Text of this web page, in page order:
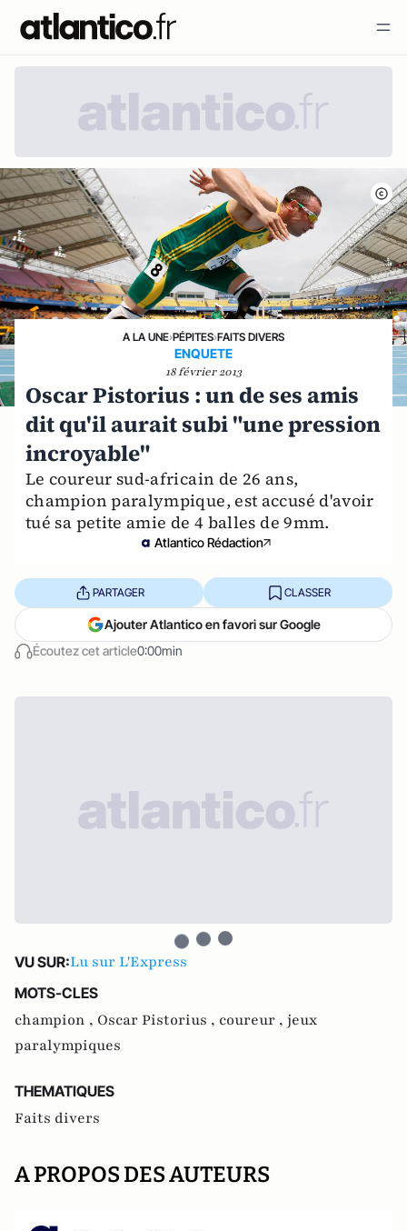
A LA UNE›PÉPITES›FAITS DIVERS
ENQUETE
18 février 2013
Oscar Pistorius : un de ses amis
dit qu'il aurait subi "une pression
incroyable"
Le coureur sud-africain de 26 ans,
champion paralympique, est accusé d'avoir
tué sa petite amie de 4 balles de 9mm.
Atlantico Rédaction
Écoutez cet article0:00min
PARTAGER CLASSER
Ajouter Atlantico en favori sur Google
VU SUR:Lu sur L'Express
MOTS-CLES
champion , Oscar Pistorius , coureur , jeux
paralympiques
THEMATIQUES
Faits divers
A PROPOS DES AUTEURS